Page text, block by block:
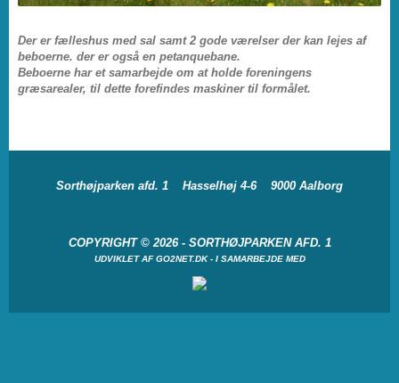
Der er fælleshus med sal samt 2 gode værelser der kan lejes af
beboerne. der er også en petanquebane.
Beboerne har et samarbejde om at holde foreningens
græsarealer, til dette forefindes maskiner til formålet.
Sorthøjparken afd. 1 Hasselhøj 4-6 9000 Aalborg
COPYRIGHT © 2026 - SORTHØJPARKEN AFD. 1
UDVIKLET AFGO2NET.DK- I SAMARBEJDE MED